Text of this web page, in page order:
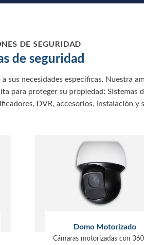
DE SEGURIDAD
de seguridad
sus necesidades específicas. Nuestra
para proteger su propiedad: Sistemas
DVR, accesorios, instalación y
Domo Motorizado
Cámaras motorizadas con